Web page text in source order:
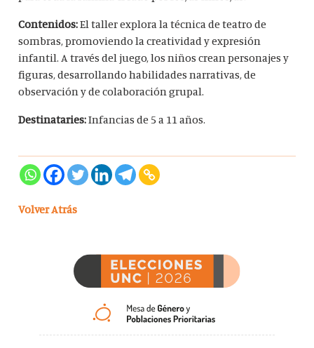
Contenidos:El taller explora la técnica de teatro de
sombras, promoviendo la creatividad y expresión
infantil. A través del juego, los niños crean personajes y
figuras, desarrollando habilidades narrativas, de
observación y de colaboración grupal.
Destinataries:Infancias de 5 a 11 años.
Volver Atrás